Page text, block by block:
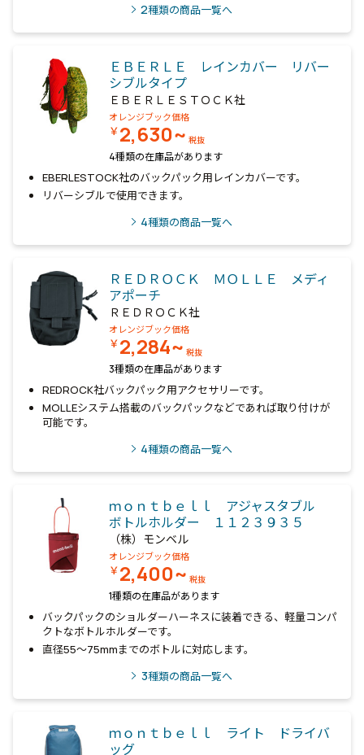
2種類の商品一覧へ
ＥＢＥＲＬＥ レインカバー リバー
シブルタイプ
ＥＢＥＲＬＥＳＴＯＣＫ社
オレンジブック価格
￥2,630~ 税抜
4種類の在庫品があります
EBERLESTOCK社のバックパック用レインカバーです。
リバーシブルで使用できます。
4種類の商品一覧へ
ＲＥＤＲＯＣＫ ＭＯＬＬＥ メディ
アポーチ
ＲＥＤＲＯＣＫ社
オレンジブック価格
￥2,284~ 税抜
3種類の在庫品があります
REDROCK社バックパック用アクセサリーです。
MOLLEシステム搭載のバックパックなどであれば取り付けが
可能です。
4種類の商品一覧へ
ｍｏｎｔｂｅｌｌ アジャスタブル
ボトルホルダー １１２３９３５
（株）モンベル
オレンジブック価格
￥2,400~ 税抜
1種類の在庫品があります
バックパックのショルダーハーネスに装着できる、軽量コンパ
クトなボトルホルダーです。
直径55～75mmまでのボトルに対応します。
3種類の商品一覧へ
ｍｏｎｔｂｅｌｌ ライト ドライバ
ッグ